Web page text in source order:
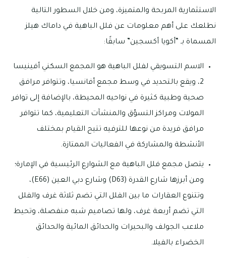
الاستثمارية المربحة والمتميزة، ومن خلال السطور التالية
نطلعك على أهم معلومات عن فلل الباهية في داماك هيلز
المسماة بـ “أكويا أكسجين” سابقًا:
الاسم التسويقي لفلل الباهية هو المجمع السكني أفينيسا
2، ويقع بالتحديد في وسط مجمع أفانسيا، وتتوافر مرافق
صحية وطبية كثيرة في نواحيه المحيطة، بالإضافة إلى توافر
المولات ومراكز التسوّق والمنشآت التعليمية، كما تتوافر
مرافق فريدة من نوعها للترفيه تتيح القيام بمختلف
الأنشطة والمشاركة في الفعاليات الممتازة.
يتصل مجمع فلل الباهية مع الشوارع الرئيسية في الإمارة؛
ومن أبرزها شارع القدرة (D63) وشارع دبي العين (E66)،
وتتنوع العقارات ما بين الفلل التي تضم ثلاثة غرف والفلل
التي تضم أربعة غرف، ولها تصاميم شبه منفصلة، وتحيط
ملاعب الجولف والبحيرات والحدائق المائية والحدائق
الخضراء بالفيلا.